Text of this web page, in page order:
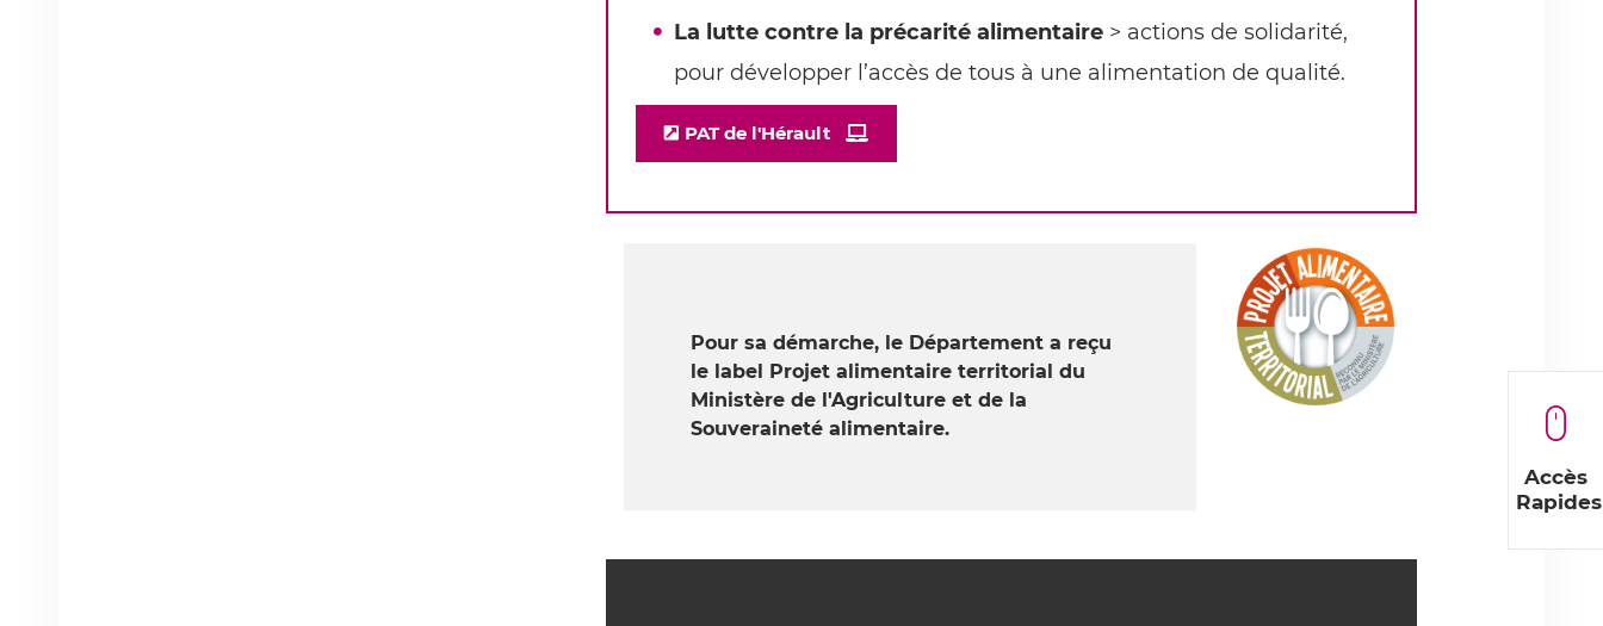
Accès
Rapides
La lutte contre la précarité alimentaire > actions de solidarité,
pour développer l’accès de tous à une alimentation de qualité.
PAT de l'Hérault
Pour sa démarche, le Département a reçu
le label Projet alimentaire territorial du
Ministère de l'Agriculture et de la
Souveraineté alimentaire.